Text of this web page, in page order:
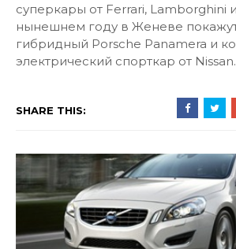
суперкары от Ferrari, Lamborghini
нынешнем году в Женеве
гибридный Porsche Panamera и
электрический спорткар от Nissan.
SHARE THIS: